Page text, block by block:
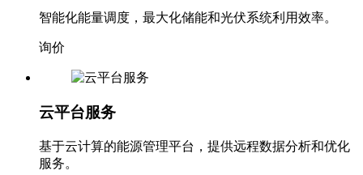
智能化能量调度，最大化储能和光伏系统利用效率。
询价
云平台服务
基于云计算的能源管理平台，提供远程数据分析和优化
服务。